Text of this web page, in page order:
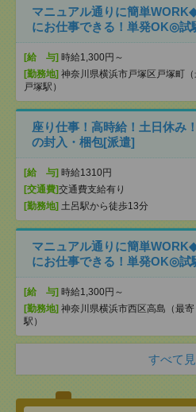
マニュアル通りに簡単
にお仕事できる！単発OK◎試
[給 与] 時給1,300円～
[勤務地] 神奈川県横浜市戸塚区戸塚町（
戸塚駅）
座り仕事！高時給！土日休み
の封入・梱包[派遣]
[給 与] 時給1310円
[交通費]交通費支給有り
[勤務地] 土呂駅から徒歩13分
マニュアル通りに簡単
にお仕事できる！単発OK◎試
[給 与] 時給1,300円～
[勤務地] 神奈川県横浜市西区高島（最
駅）
すべて